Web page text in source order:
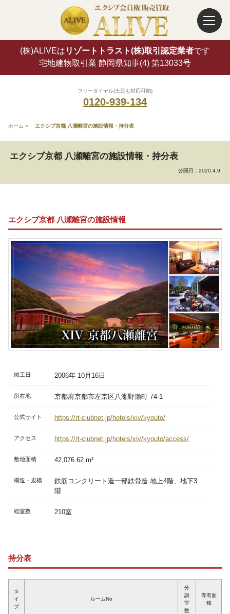
(株)ALIVEは リゾートトラスト(株)取引認定業者です
宅地建物取引業 静岡県知事(4) 第13033号
フリーダイヤル(土日も対応可能)
0120-939-134
ホーム » エクシブ京都 八瀬離宮の施設情報・持分表
エクシブ京都 八瀬離宮の施設情報・持分表
公開日： 2020.4.9
エクシブ京都 八瀬離宮の施設情報
竣工日 2006年 10月16日
所在地 京都府京都市左京区八瀬野瀬町 74-1
公式サイト https://rt-clubnet.jp/hotels/xiv/kyouto/
アクセス https://rt-clubnet.jp/hotels/xiv/kyouto/access/
敷地面積 42,076.62 m²
構造・規模
鉄筋コンクリート造一部鉄骨造 地上4階、地下3
階
総室数 210室
持分表
タ
イ
プ
ルームNo
分
譲
室
数
専有面
積